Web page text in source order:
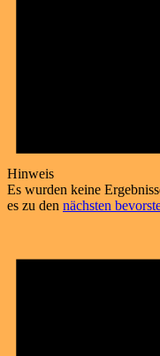
Hinweis
Es wurden keine
es zu den nächsten